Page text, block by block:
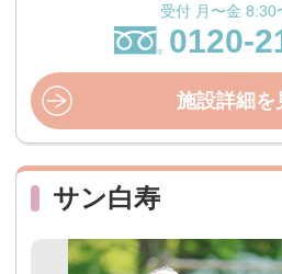
受付 月〜金 8:30
0120-
施設詳細を
サン白寿